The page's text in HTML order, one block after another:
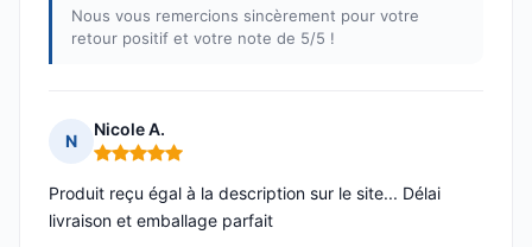
Nous vous remercions sincèrement pour votre
retour positif et votre note de 5/5 !
N
Nicole A.
Note : 5 sur 5
Produit reçu égal à la description sur le site... Délai
livraison et emballage parfait